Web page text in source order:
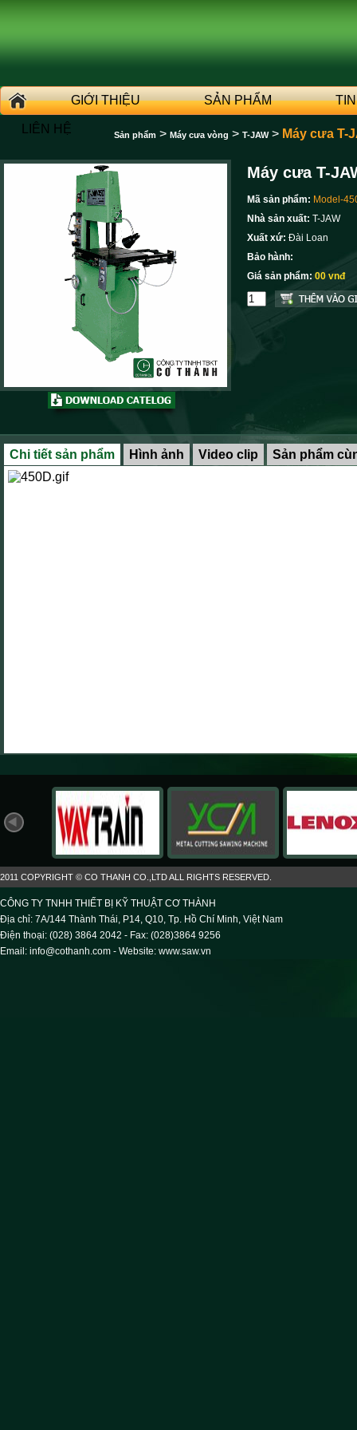
GIỚI THIỆU SẢN PHẨM
LIÊN HỆ Sản phẩm > Máy cưa vòng > T-JAW> Máy cưa T-
Máy cưa T-
Mã sản phẩm: Model-
Nhà sản xuất: T-JAW
Xuất xứ: Đài Loan
Bảo hành:
Giá sản phẩm: 00 vnđ
Chi tiết sản phẩm Hình ảnh Video clip Sản phẩm
2011 COPYRIGHT © CO THANH CO.,LTD ALL RIGHTS RESERVED.
CÔNG TY TNHH THIẾT BỊ KỸ THUẬT CƠ THÀNH
Địa chỉ: 7A/144 Thành Thái, P14, Q10, Tp. Hồ Chí Minh, Việt Nam
Điện thoại: (028) 3864 2042 - Fax: (028)3864 9256
Email: info@cothanh.com - Website: www.saw.vn